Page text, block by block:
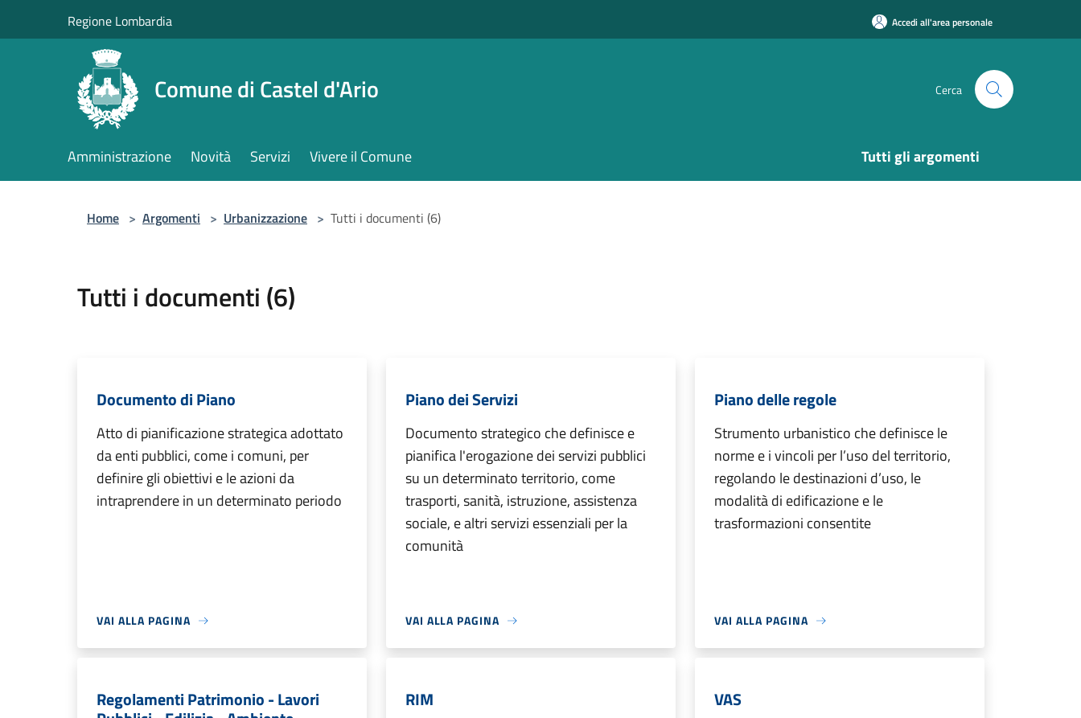
Regione Lombardia Accedi all'area personale
Comune di Castel d'Ario Cerca
Amministrazione Novità Servizi Vivere il Comune Tutti gli argomenti
Home > Argomenti > Urbanizzazione > Tutti i documenti (6)
Tutti i documenti (6)
Documento di Piano
Atto di pianificazione strategica adottato
da enti pubblici, come i comuni, per
definire gli obiettivi e le azioni da
intraprendere in un determinato periodo
VAI ALLA PAGINA
Piano dei Servizi
Documento strategico che definisce e
pianifica l'erogazione dei servizi pubblici
su un determinato territorio, come
trasporti, sanità, istruzione, assistenza
sociale, e altri servizi essenziali per la
comunità
VAI ALLA PAGINA
Piano delle regole
Strumento urbanistico che definisce le
norme e i vincoli per l’uso del territorio,
regolando le destinazioni d’uso, le
modalità di edificazione e le
trasformazioni consentite
VAI ALLA PAGINA
Regolamenti Patrimonio - Lavori RIM VAS